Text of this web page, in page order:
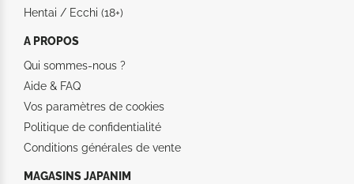
Hentai / Ecchi (18+)
A PROPOS
Qui sommes-nous ?
Aide & FAQ
Vos paramètres de cookies
Politique de confidentialité
Conditions générales de vente
MAGASINS JAPANIM